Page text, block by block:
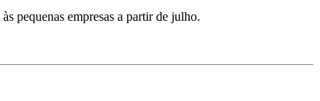
pequenas empresas a partir de julho.